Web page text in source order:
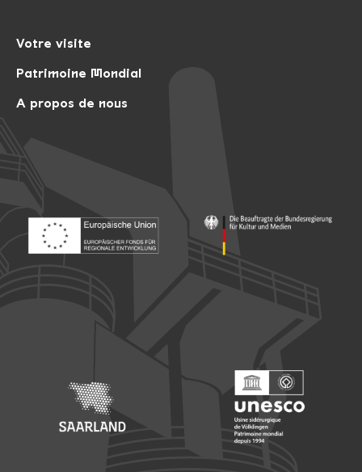
Votre visite
Patrimoine Mondial
A propos de nous